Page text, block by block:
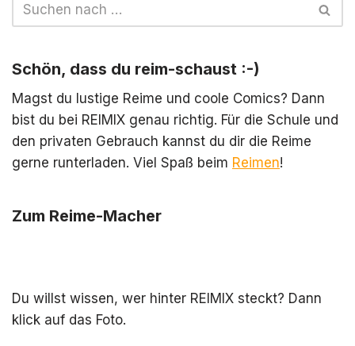
Schön, dass du reim-schaust :-)
Magst du lustige Reime und coole Comics? Dann
bist du bei REIMIX genau richtig. Für die Schule und
den privaten Gebrauch kannst du dir die Reime
gerne runterladen. Viel Spaß beim Reimen!
Zum Reime-Macher
Du willst wissen, wer hinter REIMIX steckt? Dann
klick auf das Foto.